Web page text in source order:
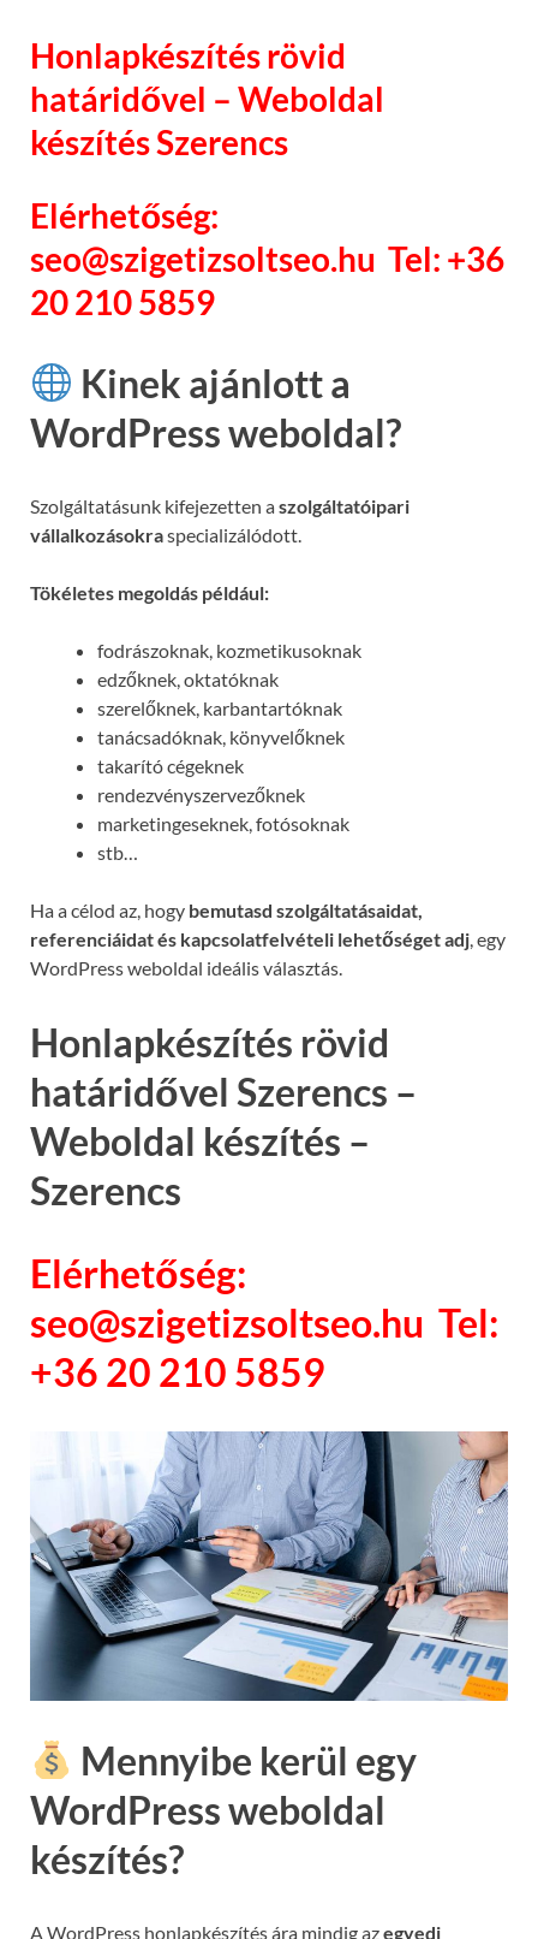
Honlapkészítés rövid
határidővel – Weboldal
készítés Szerencs
Elérhetőség:
seo@szigetizsoltseo.hu Tel: +36
20 210 5859
Kinek ajánlott a
WordPress weboldal?
Szolgáltatásunk kifejezetten aszolgáltatóipari
vállalkozásokraspecializálódott.
Tökéletes megoldás például:
fodrászoknak, kozmetikusoknak
edzőknek, oktatóknak
szerelőknek, karbantartóknak
tanácsadóknak, könyvelőknek
takarító cégeknek
rendezvényszervezőknek
marketingeseknek, fotósoknak
stb…
Ha a célod az, hogy bemutasd szolgáltatásaidat,
referenciáidat és kapcsolatfelvételi lehetőséget adj , egy
WordPress weboldal ideális választás.
Honlapkészítés rövid
határidővel Szerencs –
Weboldal készítés –
Szerencs
Elérhetőség:
seo@szigetizsoltseo.hu Tel:
+36 20 210 5859
Mennyibe kerül egy
WordPress weboldal
készítés?
A WordPress honlapkészítés ára mindig azegyedi